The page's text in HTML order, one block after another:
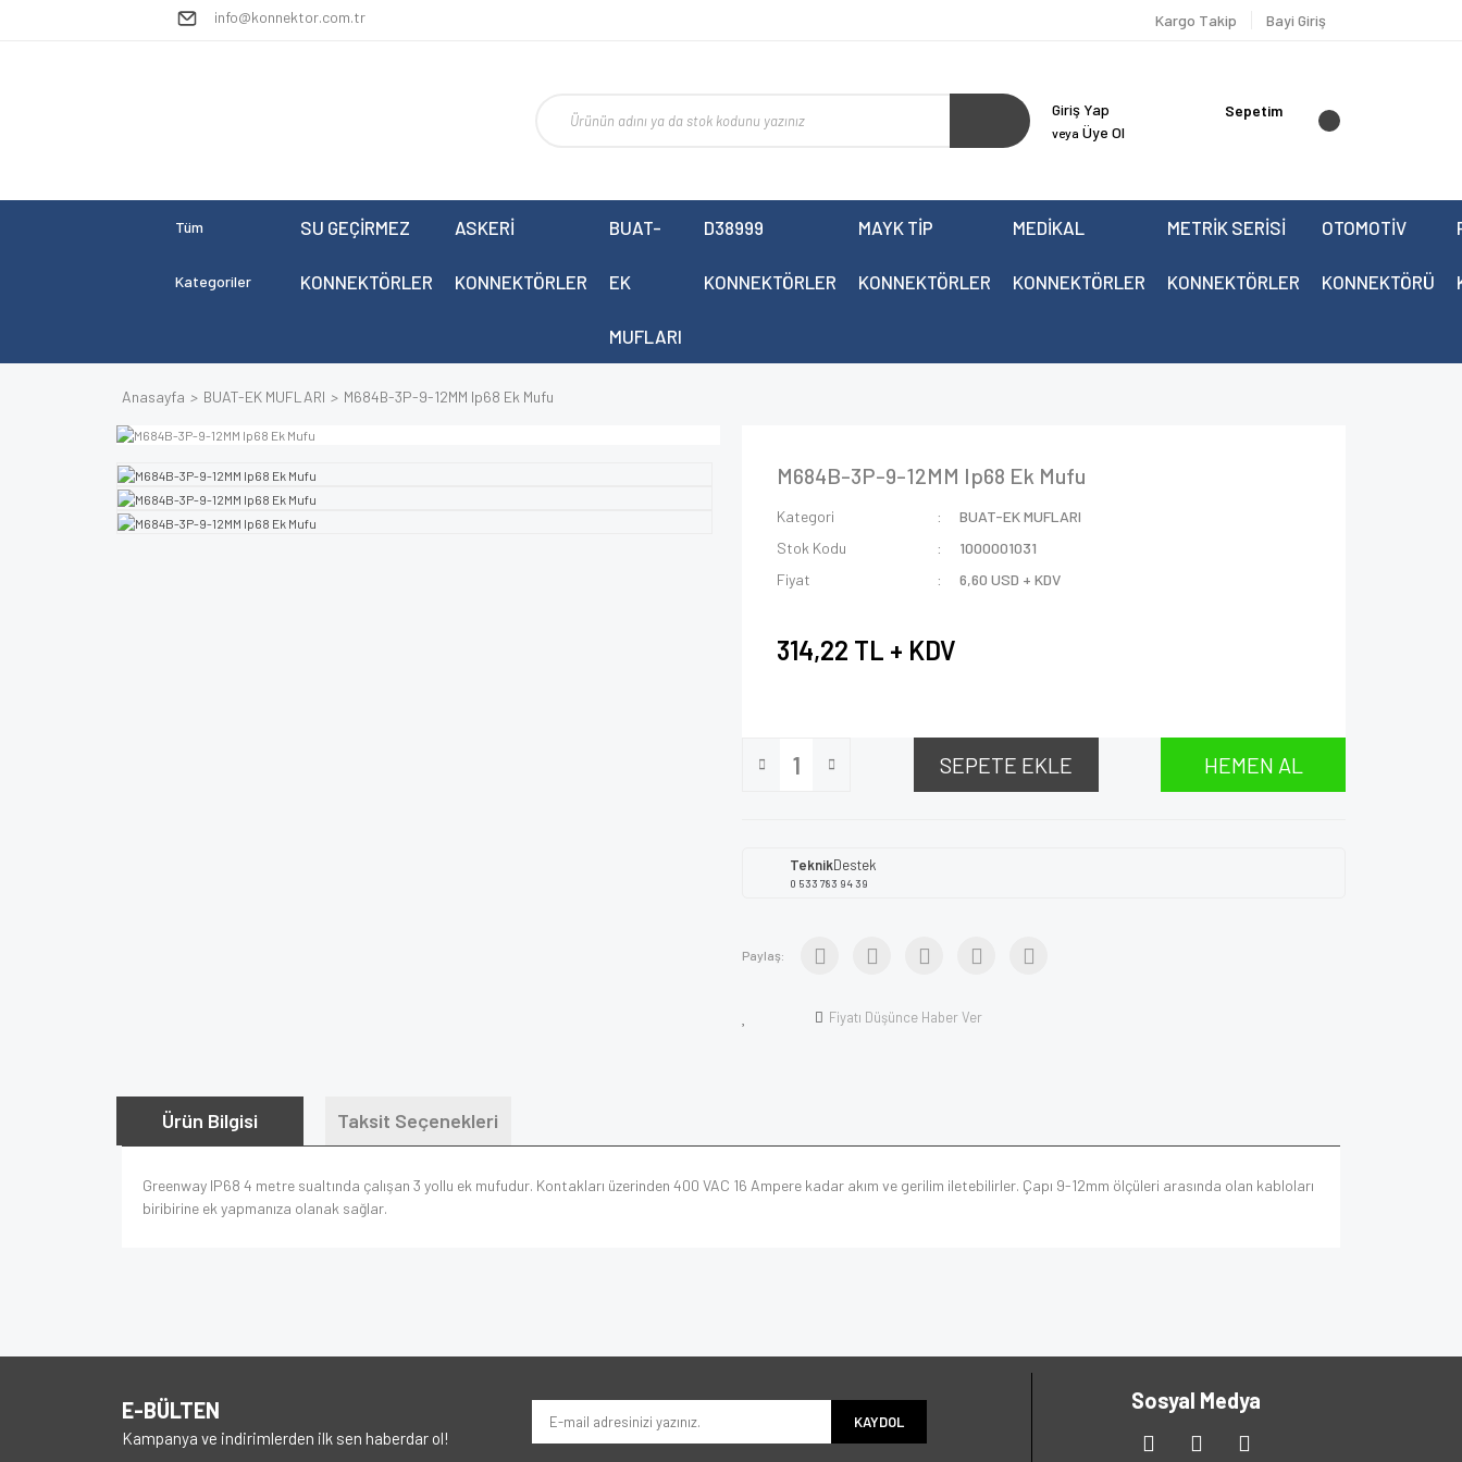
info@konnektor.com.tr Kargo Takip Bayi Giriş
Giriş Yap
veya Üye Ol
Sepetim
Tüm
Kategoriler
SU GEÇİRMEZ
KONNEKTÖRLER
ASKERİ
KONNEKTÖRLER
BUAT-
EK
MUFLARI
D38999
KONNEKTÖRLER
MAYK TİP
KONNEKTÖRLER
MEDİKAL
KONNEKTÖRLER
METRİK SERİSİ
KONNEKTÖRLER
OTOMOTİV
KONNEKTÖRÜ
Anasayfa BUAT-EK MUFLARI M684B-3P-9-12MM Ip68 Ek Mufu
M684B-3P-9-12MM Ip68 Ek Mufu
Kategori
BUAT-EK MUFLARI
Stok Kodu
1000001031
Fiyat
6,60 USD + KDV
314,22 TL + KDV
SEPETE EKLE HEMEN AL
TeknikDestek
0 533 783 94 39
Paylaş:
Fiyatı Düşünce Haber Ver
Ürün Bilgisi Taksit Seçenekleri
Greenway IP68 4 metre sualtında çalışan 3 yollu ek mufudur. Kontakları üzerinden 400 VAC 16 Ampere kadar akım ve gerilim iletebilirler. Çapı 9-12mm ölçüleri arasında olan kabloları
biribirine ek yapmanıza olanak sağlar.
E-BÜLTEN
Kampanya ve indirimlerden ilk sen haberdar ol!
KAYDOL
Sosyal Medya